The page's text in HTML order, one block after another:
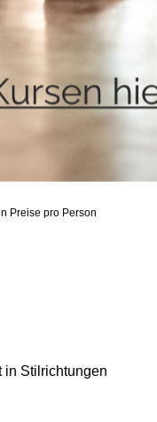
Preise pro Person
in Stilrichtungen